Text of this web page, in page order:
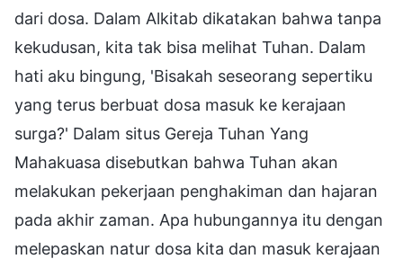
dari dosa. Dalam Alkitab dikatakan bahwa tanpa
kekudusan, kita tak bisa melihat Tuhan. Dalam
hati aku bingung, 'Bisakah seseorang sepertiku
yang terus berbuat dosa masuk ke kerajaan
surga?' Dalam situs Gereja Tuhan Yang
Mahakuasa disebutkan bahwa Tuhan akan
melakukan pekerjaan penghakiman dan hajaran
pada akhir zaman. Apa hubungannya itu dengan
melepaskan natur dosa kita dan masuk kerajaan